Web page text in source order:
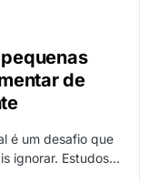
de
é um desafio que
ignorar. Estudos…